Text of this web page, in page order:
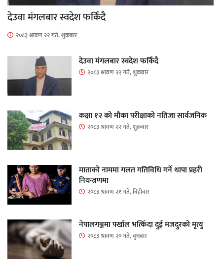
देउवा मंगलबार स्वदेश फर्किंदै
२०८३ श्रावण २२ गते, शुक्रबार
देउवा मंगलबार स्वदेश फर्किंदै
२०८३ श्रावण २२ गते, शुक्रबार
कक्षा १२ को मौका परीक्षाको नतिजा सार्वजनिक
२०८३ श्रावण २२ गते, शुक्रबार
माताकाे नाममा गलत गतिविधि गर्ने थापा प्रहरी
नियन्त्रणमा
२०८३ श्रावण २१ गते, बिहीबार
नेपालगञ्जमा पर्खाल भत्किँदा दुई मजदुरको मृत्यु
२०८३ श्रावण २० गते, बुधबार